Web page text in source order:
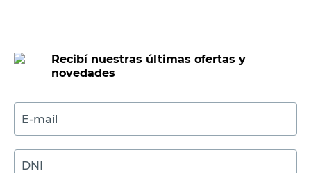
Recibí nuestras últimas ofertas y
novedades
E-mail
DNI